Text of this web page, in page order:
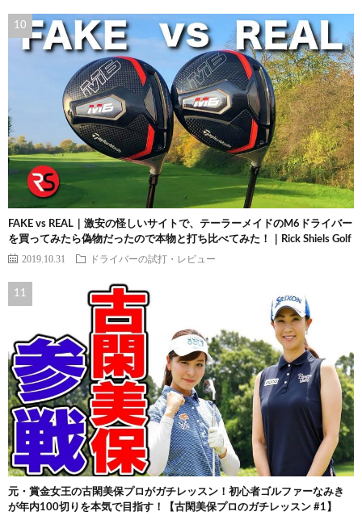
FAKE vs REAL｜激安の怪しいサイトで、テーラーメイドのM6ドライバー
を買ってみたら偽物だったので本物と打ち比べてみた！｜Rick Shiels Golf
2019.10.31 ドライバーの試打・レビュー
元・賞金女王の古閑美保プロがガチレッスン！初心者ゴルファーなみき
が年内100切りを本気で目指す！【古閑美保プロのガチレッスン #1】